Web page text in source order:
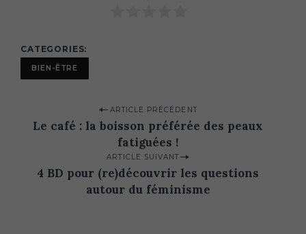
CATEGORIES
BIEN-ÊTRE
ARTICLE PRÉCÉDENT
Le café : la boisson préférée des peaux
fatiguées !
ARTICLE SUIVANT
4 BD pour (re)découvrir les questions
autour du féminisme